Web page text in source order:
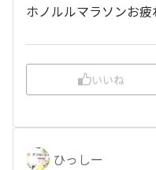
ホノルルマラソンお疲
いいね
ひっしー